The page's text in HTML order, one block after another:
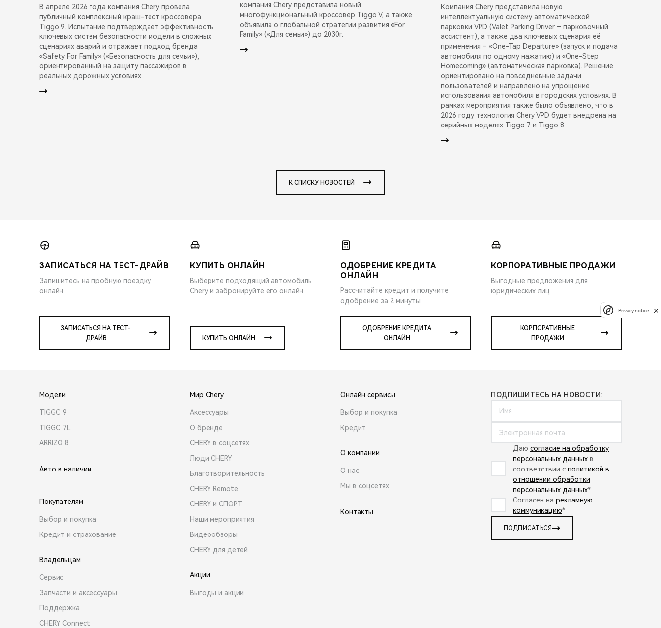
В апреле 2026 года компания Chery провела
публичный комплексный краш-тест кроссовера
Tiggo 9. Испытание подтверждает эффективность
ключевых систем безопасности модели в сложных
сценариях аварий и отражает подход бренда
«Safety For Family» («Безопасность для семьи»),
ориентированный на защиту пассажиров в
реальных дорожных условиях.
компания Chery представила новый
многофункциональный кроссовер Tiggo V, а также
объявила о глобальной стратегии развития «For
Family» («Для семьи») до 2030г.
Компания Chery представила новую
интеллектуальную систему автоматической
парковки VPD (Valet Parking Driver – парковочный
ассистент), а также два ключевых сценария её
применения – «One-Tap Departure» (запуск и подача
автомобиля по одному нажатию) и «One-Step
Homecoming» (автоматическая парковка). Решение
ориентировано на повседневные задачи
пользователей и направлено на упрощение
использования автомобиля в городских условиях. В
рамках мероприятия также было объявлено, что в
2026 году технология Chery VPD будет внедрена на
серийных моделях Tiggo 7 и Tiggo 8.
К СПИСКУ НОВОСТЕЙ
ЗАПИСАТЬСЯ НА ТЕСТ-ДРАЙВ
Запишитесь на пробную поездку
онлайн
ЗАПИСАТЬСЯ НА ТЕСТ-
ДРАЙВ
КУПИТЬ ОНЛАЙН
Выберите подходящий автомобиль
Chery и забронируйте его онлайн
КУПИТЬ ОНЛАЙН
ОДОБРЕНИЕ КРЕДИТА
ОНЛАЙН
Рассчитайте кредит и получите
одобрение за 2 минуты
ОДОБРЕНИЕ КРЕДИТА
ОНЛАЙН
КОРПОРАТИВНЫЕ ПРОДАЖИ
Выгодные предложения для
юридических лиц
КОРПОРАТИВНЫЕ
ПРОДАЖИ
Модели
TIGGO 9
TIGGO 7L
ARRIZO 8
Авто в наличии
Покупателям
Выбор и покупка
Кредит и страхование
Владельцам
Сервис
Запчасти и аксессуары
Поддержка
CHERY Connect
Мир Chery
Аксессуары
О бренде
CHERY в соцсетях
Люди CHERY
Благотворительность
CHERY Remote
CHERY и СПОРТ
Наши мероприятия
Видеообзоры
CHERY для детей
Акции
Выгоды и акции
Онлайн сервисы
Выбор и покупка
Кредит
О компании
О нас
Мы в соцсетях
Контакты
ПОДПИШИТЕСЬ НА НОВОСТИ:
Даю согласие на обработку
персональных данных в
соответствии с политикой в
отношении обработки
персональных данных*
Согласен на рекламную
коммуникацию*
ПОДПИСАТЬСЯ
Privacy notice